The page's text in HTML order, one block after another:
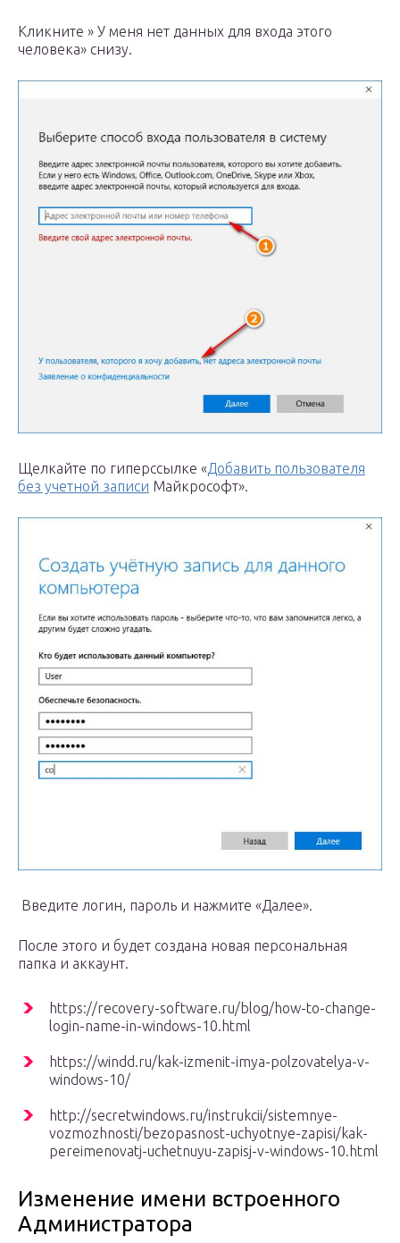
Кликните » У меня нет данных для входа этого
человека» снизу.
Щелкайте по гиперссылке «Добавить пользователя
без учетной записи Майкрософт».
Введите логин, пароль и нажмите «Далее».
После этого и будет создана новая персональная
папка и аккаунт.
https://recovery-software.ru/blog/how-to-change-
login-name-in-windows-10.html
https://windd.ru/kak-izmenit-imya-polzovatelya-v-
windows-10/
http://secretwindows.ru/instrukcii/sistemnye-
vozmozhnosti/bezopasnost-uchyotnye-zapisi/kak-
pereimenovatj-uchetnuyu-zapisj-v-windows-10.html
Изменение имени встроенного
Администратора